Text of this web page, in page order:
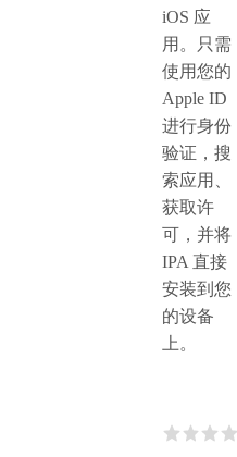
iOS 应
用。只需
使用您的
Apple ID
进行身份
验证，搜
索应用、
获取许
可，并将
IPA 直接
安装到您
的设备
上。